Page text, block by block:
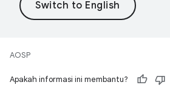
AOSP
Apakah informasi ini membantu?